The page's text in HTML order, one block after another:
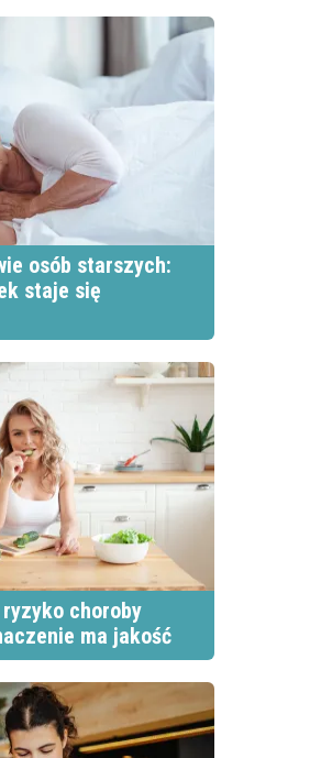
osób starszych:
staje się
choroby
ma jakość